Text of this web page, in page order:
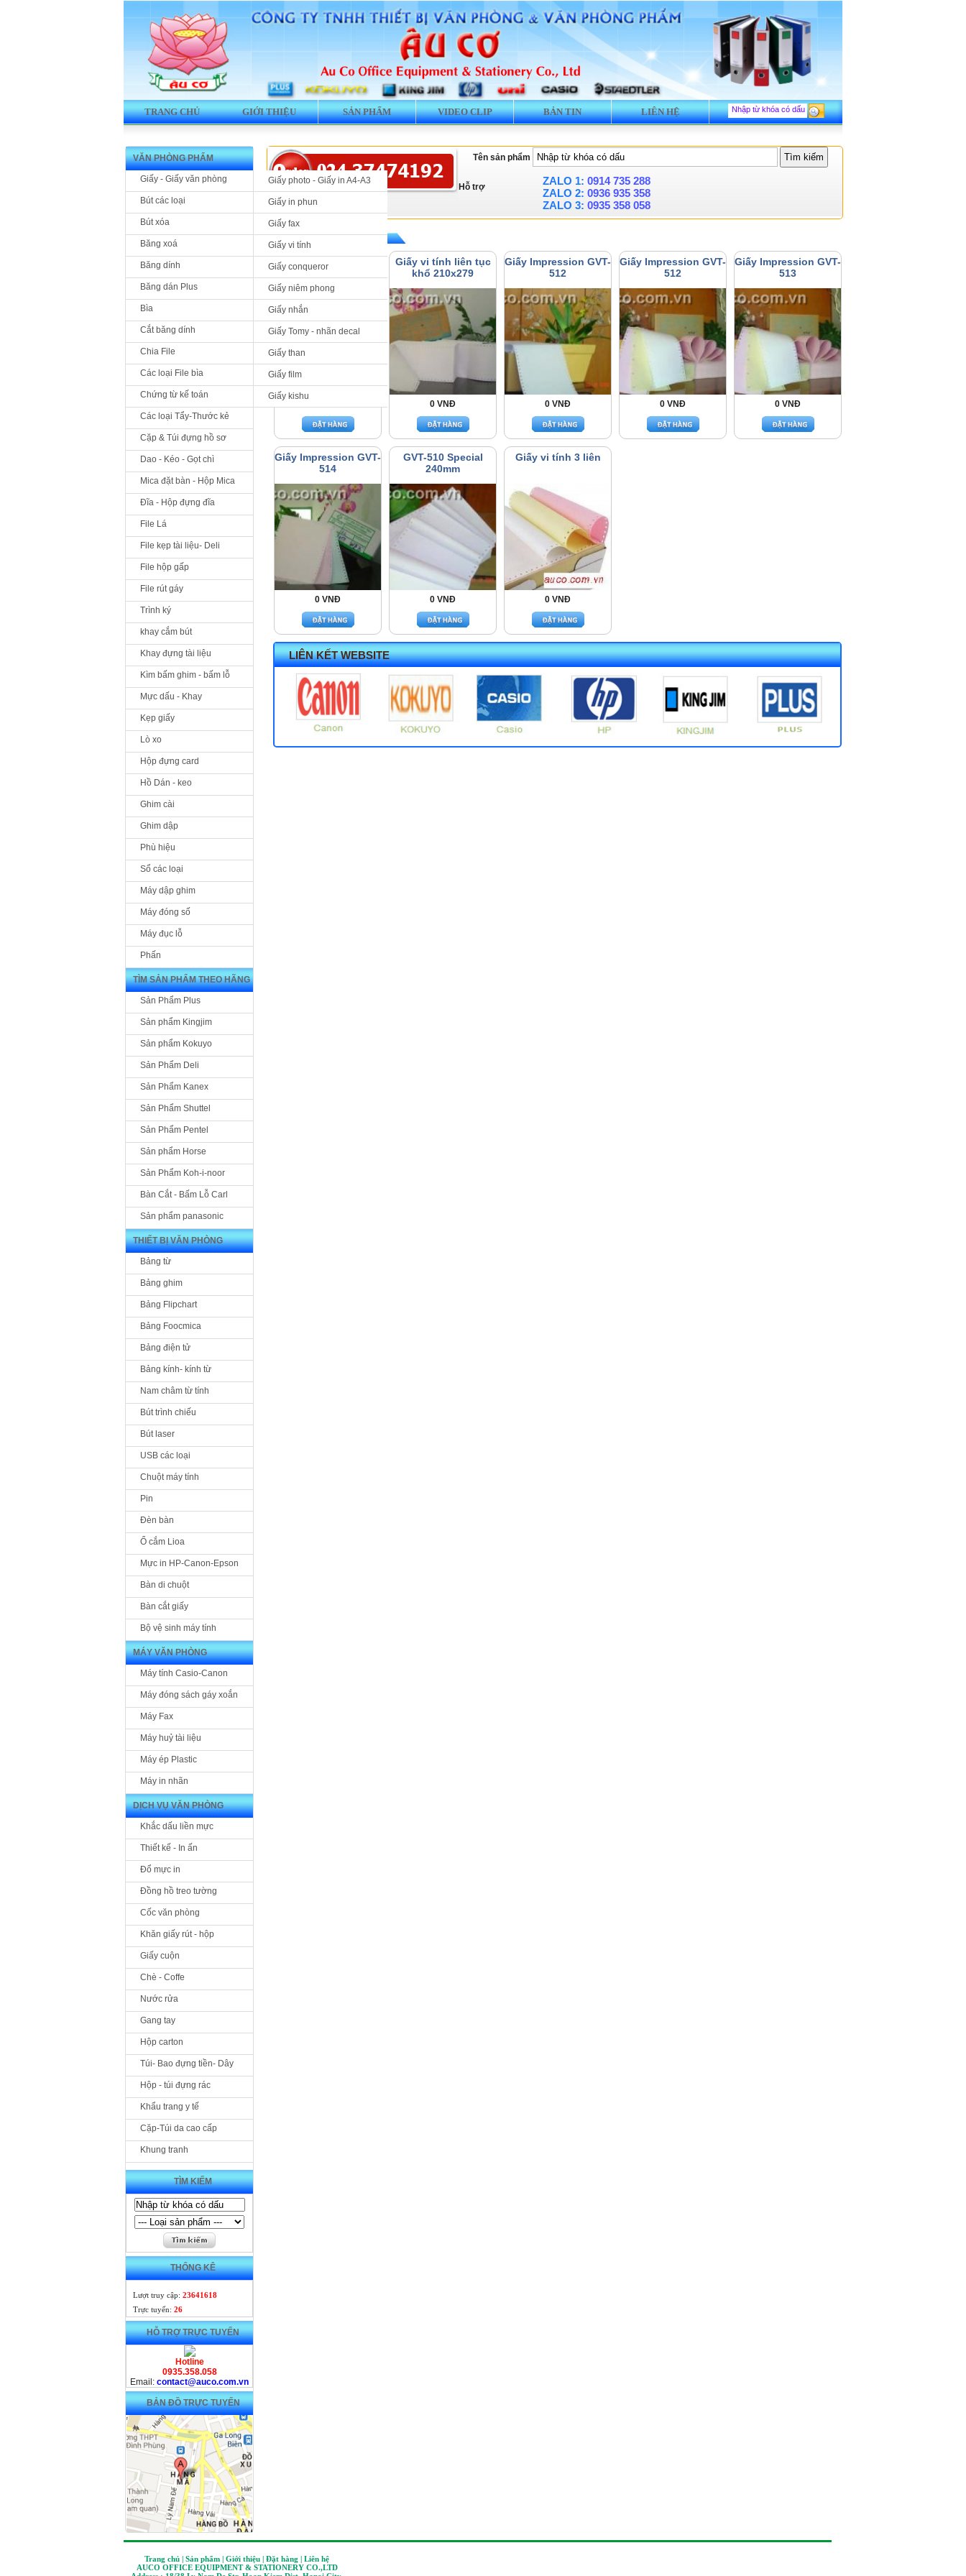
TRANG CHỦ GIỚI THIỆU SẢN PHẨM VIDEO CLIP BẢN TIN LIÊN HỆ
VĂN PHÒNG PHẨM
Giấy - Giấy văn phòng Giấy photo - Giấy in A4-A3
Giấy in phun
Giấy fax
Giấy vi tính
Giấy conqueror
Giấy niêm phong
Giấy nhắn
Giấy Tomy - nhãn decal
Giấy than
Giấy film
Giấy kishu
Bút các loại
Bút xóa
Băng xoá
Băng dính
Băng dán Plus
Bìa
Cắt băng dính
Chia File
Các loại File bìa
Chứng từ kế toán
Các loại Tẩy-Thước kẻ
Cặp & Túi đựng hồ sơ
Dao - Kéo - Gọt chì
Mica đặt bàn - Hộp Mica
Đĩa - Hộp đựng đĩa
File Lá
File kẹp tài liệu- Deli
File hộp gấp
File rút gáy
Trình ký
khay cắm bút
Khay đựng tài liệu
Kìm bấm ghim - bấm lỗ
Mực dấu - Khay
Kẹp giấy
Lò xo
Hộp đựng card
Hồ Dán - keo
Ghim cài
Ghim dập
Phù hiệu
Sổ các loại
Máy dập ghim
Máy đóng số
Máy đục lỗ
Phấn
TÌM SẢN PHẨM THEO HÃNG
Sản Phẩm Plus
Sản phẩm Kingjim
Sản phẩm Kokuyo
Sản Phẩm Deli
Sản Phẩm Kanex
Sản Phẩm Shuttel
Sản Phẩm Pentel
Sản phẩm Horse
Sản Phẩm Koh-i-noor
Bàn Cắt - Bấm Lỗ Carl
Sản phẩm panasonic
THIẾT BỊ VĂN PHÒNG
Bảng từ
Bảng ghim
Bảng Flipchart
Bảng Foocmica
Bảng điện tử
Bảng kính- kính từ
Nam châm từ tính
Bút trình chiếu
Bút laser
USB các loại
Chuột máy tính
Pin
Đèn bàn
Ổ cắm Lioa
Mực in HP-Canon-Epson
Bàn di chuột
Bàn cắt giấy
Bộ vệ sinh máy tính
MÁY VĂN PHÒNG
Máy tính Casio-Canon
Máy đóng sách gáy xoắn
Máy Fax
Máy huỷ tài liệu
Máy ép Plastic
Máy in nhãn
DỊCH VỤ VĂN PHÒNG
Khắc dấu liền mực
Thiết kế - In ấn
Đổ mực in
Đồng hồ treo tường
Cốc văn phòng
Khăn giấy rút - hộp
Giấy cuộn
Chè - Coffe
Nước rửa
Gang tay
Hộp carton
Túi- Bao đựng tiền- Dây
Hộp - túi đựng rác
Khẩu trang y tế
Cặp-Túi da cao cấp
Khung tranh
TÌM KIẾM
THỐNG KÊ
Lượt truy cập: 23641618
Trực tuyến: 26
HỖ TRỢ TRỰC TUYẾN
Hotline
0935.358.058
Email: contact@auco.com.vn
BẢN ĐỒ TRỰC TUYẾN
Tên sản phẩm
Hỗ trợ ZALO 1: 0914 735 288
ZALO 2: 0936 935 358
ZALO 3: 0935 358 058
Giấy vi tính liên tục 1
liên khổ A4
Giấy vi tính liên tục
khổ 210x279
0 VNĐ
Giấy Impression GVT-
512
0 VNĐ
Giấy Impression GVT-
512
0 VNĐ
Giấy Impression GVT-
513
0 VNĐ
Giấy Impression GVT-
514
0 VNĐ
GVT-510 Special
240mm
0 VNĐ
Giấy vi tính 3 liên
0 VNĐ
LIÊN KẾT WEBSITE
Trang chủ | Sản phẩm | Giới thiệu | Đặt hàng | Liên hệ
AUCO OFFICE EQUIPMENT & STATIONERY CO.,LTD